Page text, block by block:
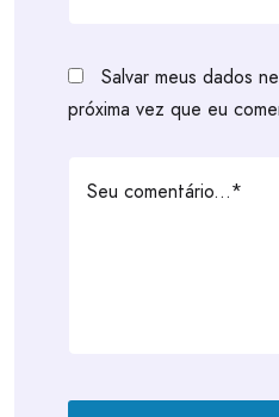
Salvar meus dados
próxima vez que eu